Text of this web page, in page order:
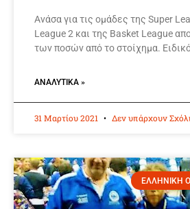
Ανάσα για τις ομάδες της Super
League 2 και της Basket League
των ποσών από το στοίχημα.
ΑΝΑΛΥΤΙΚΆ »
31 Μαρτίου 2021 Δεν υπάρχουν
ΕΛΛΗΝΙΚΗ